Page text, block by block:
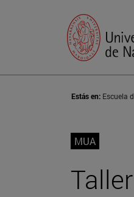
Estás en: Escuela
MUA